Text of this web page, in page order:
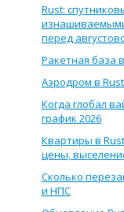
Rust:
перед
Ракетная база
Аэродром в
Когда глобал
график 2026
Квартиры в
цены,
Сколько
и НПС